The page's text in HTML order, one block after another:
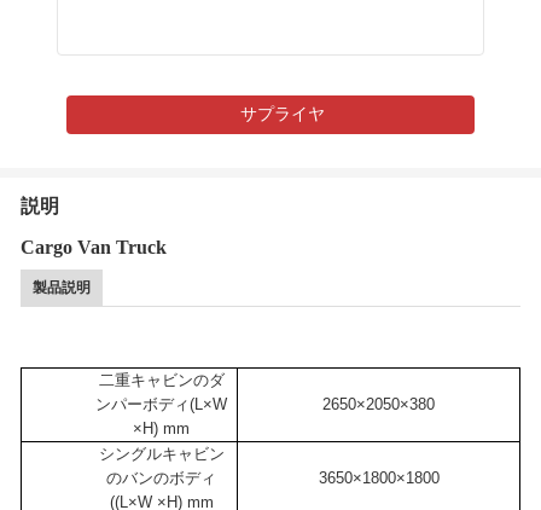
サプライヤ
説明
Cargo Van Truck
製品説明
二重キャビンのダ
ンパーボディ(L×W
×H) mm
2650×2050×380
シングルキャビン
のバンのボディ
((L×W ×H) mm
3650×1800×1800